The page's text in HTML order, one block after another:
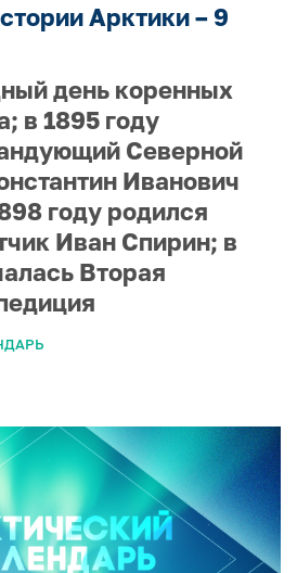
Арктики – 9
день коренных
в 1895 году
Северной
Иванович
году родился
Иван Спирин; в
Вторая